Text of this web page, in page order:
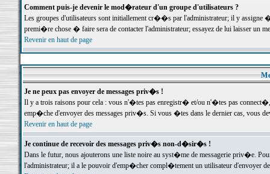
Comment puis-je devenir le mod�rateur d'un groupe d'utilisateurs ?
Les groupes d'utilisateurs sont initiallement cr��s par l'administrateur; il y
premi�re chose � faire sera de contacter l'administrateur; essayez de lui laisser un
Revenir en haut de page
Je ne peux pas envoyer de messages priv�s !
Il y a trois raisons pour cela : vous n'�tes pas enregistr� et/ou n'�tes pas
emp�che d'envoyer des messages priv�s. Si vous �tes dans le dernier cas, vous
Revenir en haut de page
Je continue de recevoir des messages priv�s non-d�sir�s !
Dans le futur, nous ajouterons une liste noire au syst�me de messagerie priv�e.
l'administrateur; il a le pouvoir d'emp�cher compl�tement un utilisateur d'envoyer